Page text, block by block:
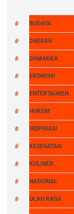
BUDAYA
DAERAH
DINAMIKA
EKONOMI
ENTERTAIMEN
HUKUM
INSPIRASI
KESEHATAN
KULINER
NASIONAL
OLAH RAGA